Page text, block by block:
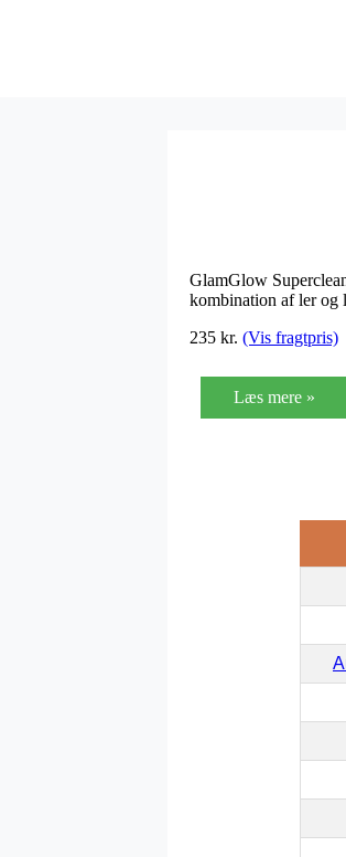
GlamGlow
kombination af ler og
235 kr. (Vis fragtpris)
Læs mere »